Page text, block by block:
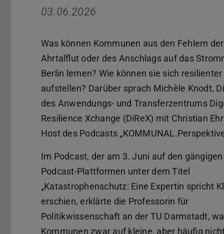
03.06.2026
Was können Kommunen aus den Fehlern der
Ahrtalflut oder des Anschlags auf das
Berlin lernen? Wie können sie sich resilienter
aufstellen? Darüber sprach Michèle Knodt,
des Anwendungs- und Transferzentrums
Resilience Xchange (DiReX) mit Christian
Host des Podcasts
Im Podcast, der am 3. Juni auf den gängigen
Podcast-Plattformen unter dem Titel
„Katastrophenschutz: Eine Expertin spricht
erschien, erklärte die Professorin für
Politikwissenschaft an der TU Darmstadt,
Kommunen zwar auf kleine, aber häufig